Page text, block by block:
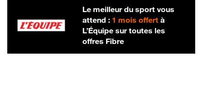
Le meilleur du sport vous
attend : 1 mois offertà
L’Équipe sur toutes les
offres Fibre